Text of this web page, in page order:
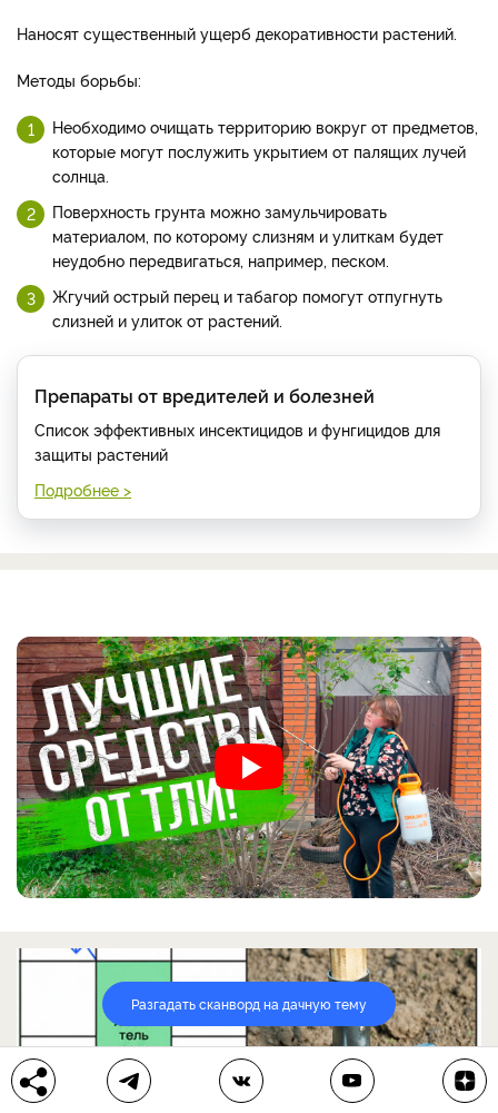
Наносят существенный ущерб декоративности растений.
Методы борьбы:
Необходимо очищать территорию вокруг от предметов,
которые могут послужить укрытием от палящих лучей
солнца.
Поверхность грунта можно замульчировать
материалом, по которому слизням и улиткам будет
неудобно передвигаться, например, песком.
Жгучий острый перец и табагор помогут отпугнуть
слизней и улиток от растений.
Препараты от вредителей и болезней
Список эффективных инсектицидов и фунгицидов для
защиты растений
Подробнее >
Разгадать сканворд на дачную тему